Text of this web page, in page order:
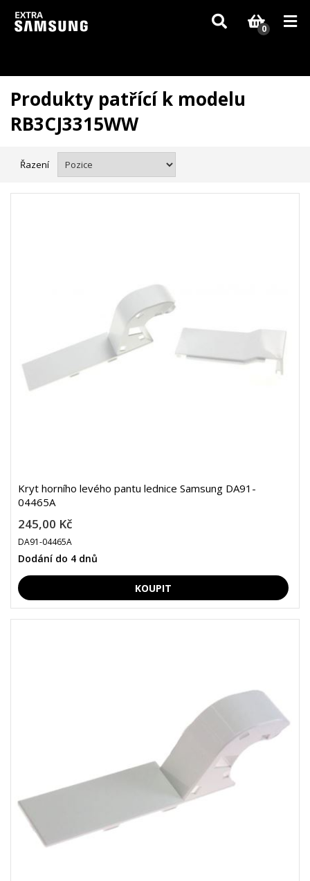
Vzhledem k aktuální situaci se může dodání dílů, které nejsou skladem,
zpozdit. Děkujeme za pochopení.
0
Produkty patřící k modelu
RB3CJ3315WW
Řazení
Kryt horního levého pantu lednice Samsung DA91-
04465A
245,00 Kč
DA91-04465A
Dodání do 4 dnů